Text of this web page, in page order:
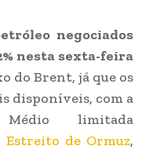
negociados
nesta sexta-feira
do Brent, já que os
disponíveis, com a
limitada
de Ormuz,